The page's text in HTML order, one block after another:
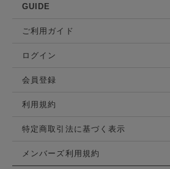
GUIDE
ご利用ガイド
ログイン
会員登録
利用規約
特定商取引法に基づく表示
メンバーズ利用規約